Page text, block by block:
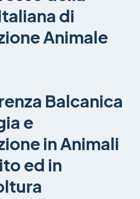
di
Animale
Balcanica
e
in Animali
ed in